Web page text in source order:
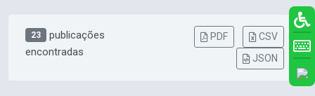
23
publicações
encontradas
PDF
CSV
JSON